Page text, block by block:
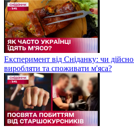
Експеримент від Сніданку: чи
виробляти та споживати м'яса?